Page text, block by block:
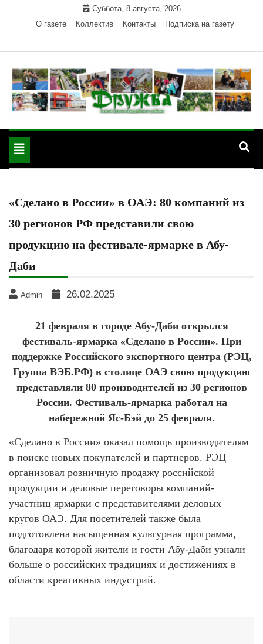
Суббота, 8 августа, 2026
О газете
Коллектив Контакты Подписка на газету
"Дружба" — газета
Красногвардейского района Республики Адыгея
Toggle
navigation
«Сделано в России» в ОАЭ: 80 компаний из
30 регионов РФ представили свою
продукцию на фестивале-ярмарке в Абу-
Даби
Admin 26.02.2025
21 февраля в городе Абу-Даби открылся
фестиваль-ярмарка «Сделано в России». При
поддержке Российского экспортного центра (РЭЦ,
Группа ВЭБ.РФ) в столице ОАЭ свою продукцию
представляли 80 производителей из 30 регионов
России. Фестиваль-ярмарка работал на
набережной Яс-Бэй до 25 февраля.
«Сделано в России» оказал помощь производителям
в поиске новых покупателей и партнеров. РЭЦ
организовал розничную продажу российской
продукции и деловые переговоры компаний-
участниц ярмарки с представителями деловых
кругов ОАЭ. Для посетителей также была
подготовлена насыщенная культурная программа,
благодаря которой жители и гости Абу-Даби узнали
больше о российских традициях и достижениях в
области креативных индустрий.